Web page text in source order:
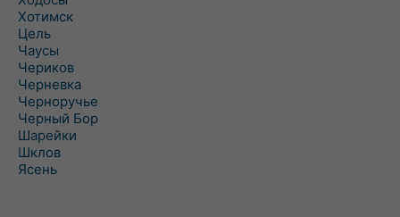
Хотимск
Цель
Чаусы
Чериков
Черневка
Черноручье
Черный Бор
Шарейки
Шклов
Ясень